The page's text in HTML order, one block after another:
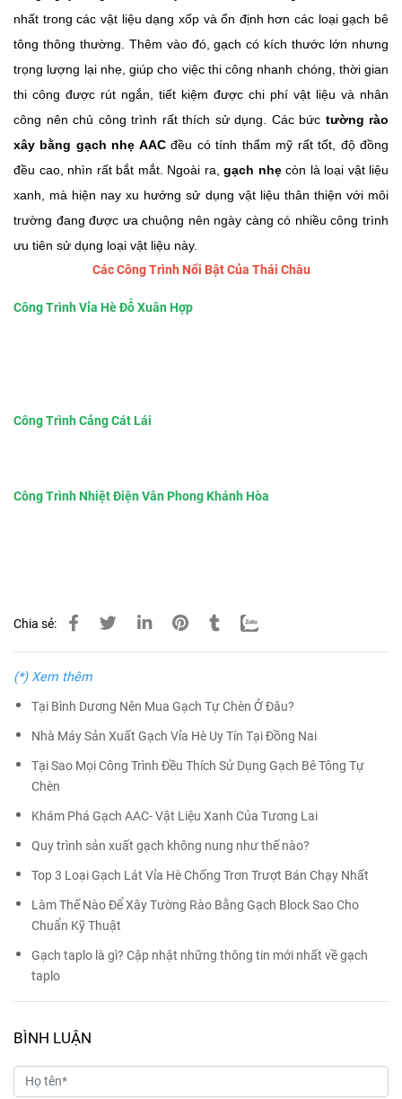
nhất trong các vật liệu dạng xốp và ổn định hơn các loại gạch bê
tông thông thường. Thêm vào đó, gạch có kích thước lớn nhưng
trọng lượng lại nhẹ, giúp cho việc thi công nhanh chóng, thời gian
thi công được rút ngắn, tiết kiệm được chi phí vật liệu và nhân
công nên chủ công trình rất thích sử dụng. Các bức tường rào
xây bằng gạch nhẹ AACđều có tính thẩm mỹ rất tốt, độ đồng
đều cao, nhìn rất bắt mắt. Ngoài ra, gạch nhẹcòn là loại vật liệu
xanh, mà hiện nay xu hướng sử dụng vật liệu thân thiện với môi
trường đang được ưa chuộng nên ngày càng có nhiều công trình
ưu tiên sử dụng loại vật liệu này.
Các Công Trình Nổi Bật Của Thái Châu
Công Trình Vỉa Hè Đỗ Xuân Hợp
Công Trình Cảng Cát Lái
Công Trình Nhiệt Điện Vân Phong Khánh Hòa
Chia sẻ:
(*) Xem thêm
Tại Bình Dương Nên Mua Gạch Tự Chèn Ở Đâu?
Nhà Máy Sản Xuất Gạch Vỉa Hè Uy Tín Tại Đồng Nai
Tại Sao Mọi Công Trình Đều Thích Sử Dụng Gạch Bê Tông Tự
Chèn
Khám Phá Gạch AAC- Vật Liệu Xanh Của Tương Lai
Quy trình sản xuất gạch không nung như thế nào?
Top 3 Loại Gạch Lát Vỉa Hè Chống Trơn Trượt Bán Chạy Nhất
Làm Thế Nào Để Xây Tường Rào Bằng Gạch Block Sao Cho
Chuẩn Kỹ Thuật
Gạch taplo là gì? Cập nhật những thông tin mới nhất về gạch
taplo
BÌNH LUẬN